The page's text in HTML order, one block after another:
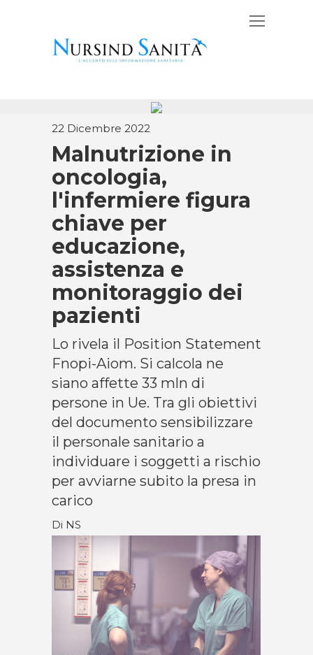
22 Dicembre 2022
Malnutrizione in
oncologia,
l'infermiere figura
chiave per
educazione,
assistenza e
monitoraggio dei
pazienti
Lo rivela il Position Statement
Fnopi-Aiom. Si calcola ne
siano affette 33 mln di
persone in Ue. Tra gli obiettivi
del documento sensibilizzare
il personale sanitario a
individuare i soggetti a rischio
per avviarne subito la presa in
carico
Di NS